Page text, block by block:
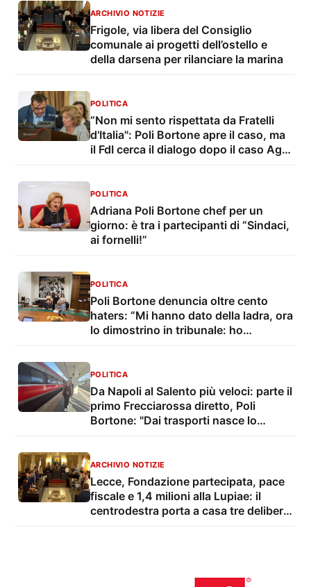
ARCHIVIO NOTIZIE
Frigole, via libera del Consiglio
comunale ai progetti dell’ostello e
della darsena per rilanciare la marina
POLITICA
“Non mi sento rispettata da Fratelli
d'Italia": Poli Bortone apre il caso, ma
il FdI cerca il dialogo dopo il caso Ager
POLITICA
Adriana Poli Bortone chef per un
giorno: è tra i partecipanti di “Sindaci,
ai fornelli!”
POLITICA
Poli Bortone denuncia oltre cento
haters: “Mi hanno dato della ladra, ora
lo dimostrino in tribunale: ho
POLITICA
Da Napoli al Salento più veloci: parte il
primo Frecciarossa diretto, Poli
Bortone: "Dai trasporti nasce lo
ARCHIVIO NOTIZIE
Lecce, Fondazione partecipata, pace
fiscale e 1,4 milioni alla Lupiae: il
centrodestra porta a casa tre delibere